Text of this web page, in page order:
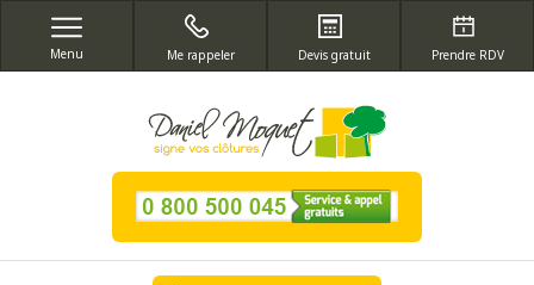
Menu Me rappeler Devis gratuit Prendre RDV